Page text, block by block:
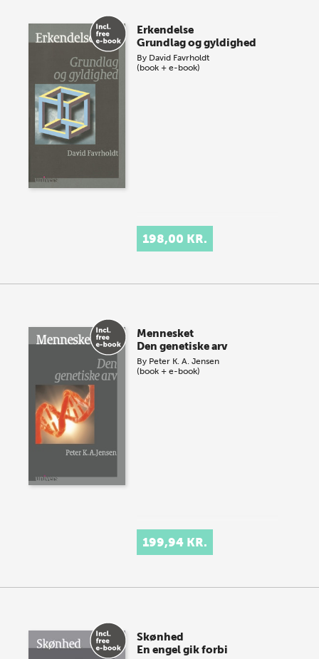
Erkendelse
Grundlag og gyldighed
By David Favrholdt
(book + e-book)
198,00 KR.
Mennesket
Den genetiske arv
By Peter K. A. Jensen
(book + e-book)
199,94 KR.
Skønhed
En engel gik forbi